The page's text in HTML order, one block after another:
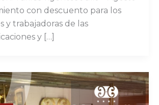
con descuento para los
y trabajadoras de las
y […]